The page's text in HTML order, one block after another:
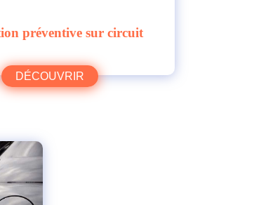
préventive sur circuit
DÉCOUVRIR